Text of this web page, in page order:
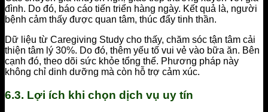
đình. Do đó, báo cáo tiến triển hàng ngày. Kết quả là, người
bệnh cảm thấy được quan tâm, thúc đẩy tinh thần.
Dữ liệu từ Caregiving Study cho thấy, chăm sóc tận tâm cải
thiện tâm lý 30%. Do đó, thêm yếu tố vui vẻ vào bữa ăn. Bên
cạnh đó, theo dõi sức khỏe tổng thể. Phương pháp này
không chỉ dinh dưỡng mà còn hỗ trợ cảm xúc.
6.3. Lợi ích khi chọn dịch vụ uy tín